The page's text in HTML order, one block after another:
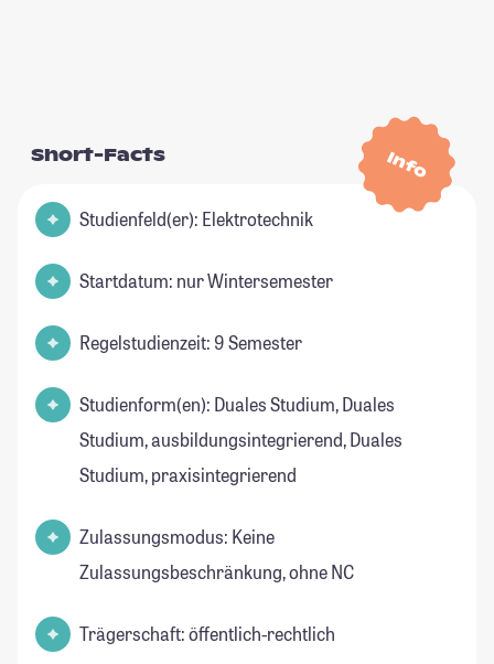
Info
Short-Facts
Studienfeld(er): Elektrotechnik
Startdatum: nur Wintersemester
Regelstudienzeit: 9 Semester
Studienform(en): Duales Studium, Duales
Studium, ausbildungsintegrierend, Duales
Studium, praxisintegrierend
Zulassungsmodus: Keine
Zulassungsbeschränkung, ohne NC
Trägerschaft: öffentlich-rechtlich